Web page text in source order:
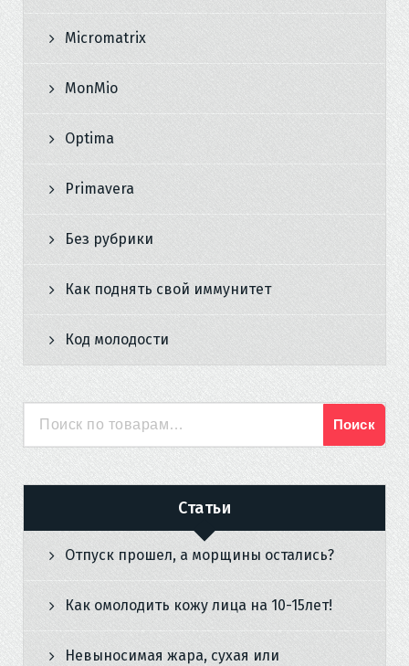
Micromatrix
MonMio
Optima
Primavera
Без рубрики
Как поднять свой иммунитет
Код молодости
Поиск
Статьи
Отпуск прошел, а морщины остались?
Как омолодить кожу лица на 10-15лет!
Невыносимая жара, сухая или